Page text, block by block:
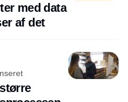
med data
af det